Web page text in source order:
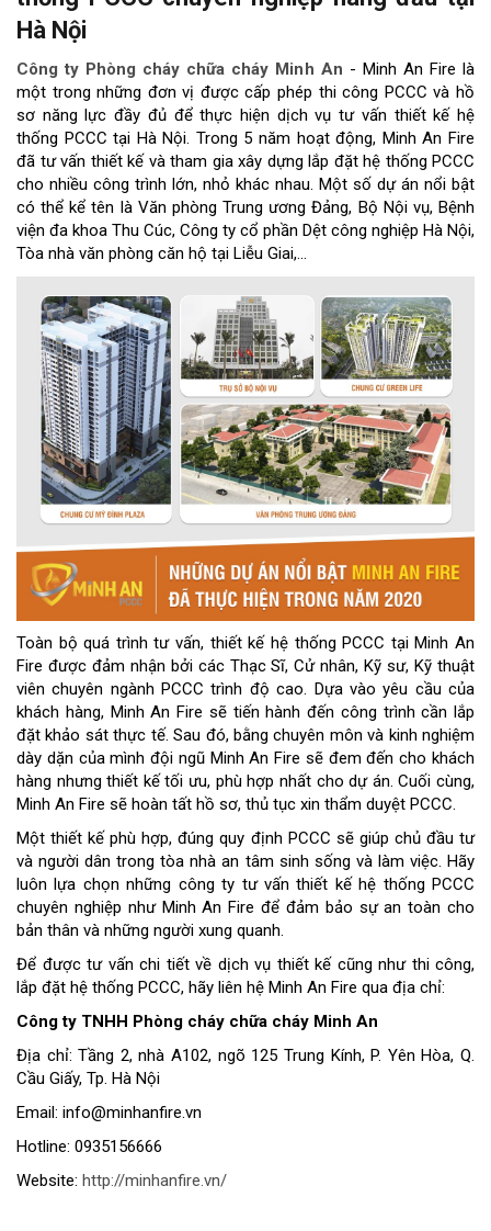
Hà Nội
Công ty Phòng cháy chữa cháy Minh An - Minh An Fire là
một trong những đơn vị được cấp phép thi công PCCC và hồ
sơ năng lực đầy đủ để thực hiện dịch vụ tư vấn thiết kế hệ
thống PCCC tại Hà Nội. Trong 5 năm hoạt động, Minh An Fire
đã tư vấn thiết kế và tham gia xây dựng lắp đặt hệ thống PCCC
cho nhiều công trình lớn, nhỏ khác nhau. Một số dự án nổi bật
có thể kể tên là Văn phòng Trung ương Đảng, Bộ Nội vụ, Bệnh
viện đa khoa Thu Cúc, Công ty cổ phần Dệt công nghiệp Hà Nội,
Tòa nhà văn phòng căn hộ tại Liễu Giai,...
Toàn bộ quá trình tư vấn, thiết kế hệ thống PCCC tại Minh An
Fire được đảm nhận bởi các Thạc Sĩ, Cử nhân, Kỹ sư, Kỹ thuật
viên chuyên ngành PCCC trình độ cao. Dựa vào yêu cầu của
khách hàng, Minh An Fire sẽ tiến hành đến công trình cần lắp
đặt khảo sát thực tế. Sau đó, bằng chuyên môn và kinh nghiệm
dày dặn của mình đội ngũ Minh An Fire sẽ đem đến cho khách
hàng nhưng thiết kế tối ưu, phù hợp nhất cho dự án. Cuối cùng,
Minh An Fire sẽ hoàn tất hồ sơ, thủ tục xin thẩm duyệt PCCC.
Một thiết kế phù hợp, đúng quy định PCCC sẽ giúp chủ đầu tư
và người dân trong tòa nhà an tâm sinh sống và làm việc. Hãy
luôn lựa chọn những công ty tư vấn thiết kế hệ thống PCCC
chuyên nghiệp như Minh An Fire để đảm bảo sự an toàn cho
bản thân và những người xung quanh.
Để được tư vấn chi tiết về dịch vụ thiết kế cũng như thi công,
lắp đặt hệ thống PCCC, hãy liên hệ Minh An Fire qua địa chỉ:
Công ty TNHH Phòng cháy chữa cháy Minh An
Địa chỉ: Tầng 2, nhà A102, ngõ 125 Trung Kính, P. Yên Hòa, Q.
Cầu Giấy, Tp. Hà Nội
Email: info@minhanfire.vn
Hotline: 0935156666
Website: http://minhanfire.vn/